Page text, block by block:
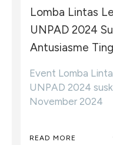
Lomba Lintas
UNPAD 2024
Antusiasme
Event Lomba
UNPAD 2024
November 2024
READ MORE